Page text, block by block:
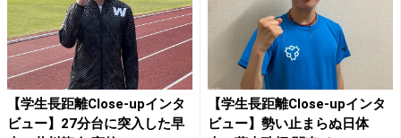
【学生長距離Close-upインタ
ビュー】27分台に突入した早
【学生長距離Close-upインタ
ビュー】勢い止まらぬ日体